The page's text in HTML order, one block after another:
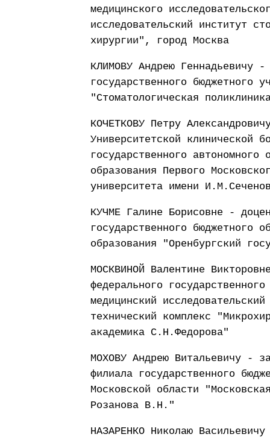
медицинского
исследовательский институт
хирургии", город Москва
КЛИМОВУ Андрею Геннадьевичу
государственного бюджетного
"Стоматологическая
КОЧЕТКОВУ Петру
Университетской клинической
государственного автономного
образования Первого
университета имени
КУЧМЕ Галине Борисовне -
государственного бюджетного
образования "Оренбургский
МОСКВИНОЙ Валентине
федерального
медицинский
технический комплекс
академика С.Н.Федорова"
МОХОВУ Андрею Витальевичу -
филиала государственного
Московской области
Розанова В.Н."
НАЗАРЕНКО Николаю